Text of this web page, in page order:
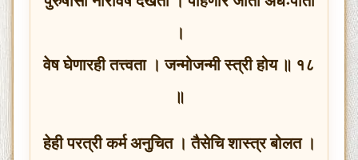
।
वेष घेणारही तत्त्वता । जन्मोजन्मी स्त्री होय ॥ १८
॥
हेही परत्री कर्म अनुचित । तैसेचि शास्त्र बोलत ।